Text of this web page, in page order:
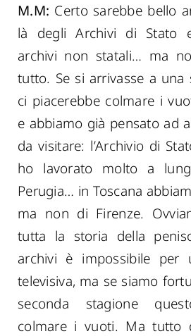
M.M: Certo sarebbe bello
là degli Archivi di Stato
archivi non statali… ma
tutto. Se si arrivasse a una
ci piacerebbe colmare i
e abbiamo già pensato ad
da visitare: l’Archivio di
ho lavorato molto a
Perugia… in Toscana
ma non di Firenze.
tutta la storia della
archivi è impossibile per
televisiva, ma se siamo
seconda stagione
colmare i vuoti. Ma tutto